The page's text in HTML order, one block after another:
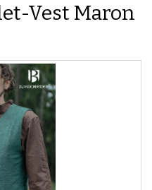
Vest Maron